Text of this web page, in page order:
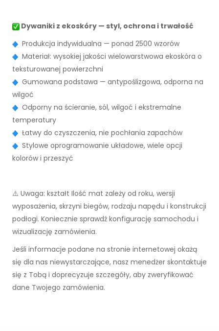
Dywaniki z ekoskóry — styl, ochrona i trwałość
Produkcja indywidualna — ponad 2500 wzorów
Materiał: wysokiej jakości wielowarstwowa ekoskóra o
teksturowanej powierzchni
Gumowana podstawa — antypoślizgowa, odporna na
wilgoć
Odporny na ścieranie, sól, wilgoć i ekstremalne
temperatury
Łatwy do czyszczenia, nie pochłania zapachów
Stylowe oprogramowanie układowe, wiele opcji
kolorów i przeszyć
⚠️ Uwaga: kształt Ilość mat zależy od roku, wersji
wyposażenia, skrzyni biegów, rodzaju napędu i konstrukcji
podłogi. Koniecznie sprawdź konfigurację samochodu i
wizualizację zamówienia.
Jeśli informacje podane na stronie internetowej okażą
się dla nas niewystarczające, nasz menedżer skontaktuje
się z Tobą i doprecyzuje szczegóły, aby zweryfikować
dane Twojego zamówienia.